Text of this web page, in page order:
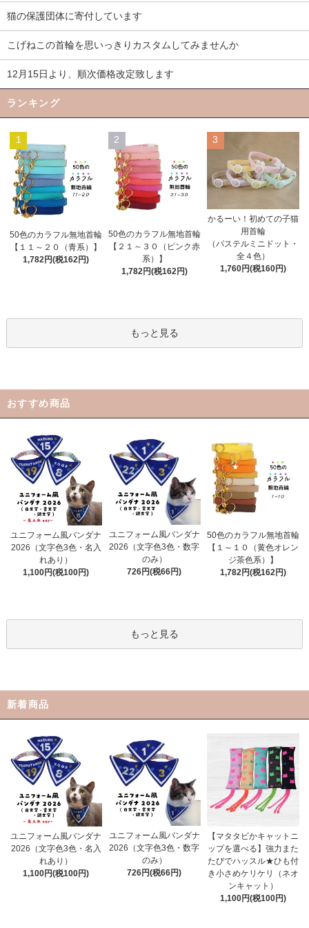
猫の保護団体に寄付しています
こげねこの首輪を思いっきりカスタムしてみませんか
12月15日より、順次価格改定致します
ランキング
1
50色のカラフル無地首輪
【１１～２０（青系）】
1,782円(税162円)
2
50色のカラフル無地首輪
【２１～３０（ピンク赤
系）】
1,782円(税162円)
3
かるーい！初めての子猫
用首輪
（パステルミニドット・
全４色）
1,760円(税160円)
もっと見る
おすすめ商品
ユニフォーム風バンダナ
2026（文字色3色・名入
れあり）
1,100円(税100円)
ユニフォーム風バンダナ
2026（文字色3色・数字
のみ）
726円(税66円)
50色のカラフル無地首輪
【１～１０（黄色オレン
ジ茶色系）】
1,782円(税162円)
もっと見る
新着商品
ユニフォーム風バンダナ
2026（文字色3色・名入
れあり）
1,100円(税100円)
ユニフォーム風バンダナ
2026（文字色3色・数字
のみ）
726円(税66円)
【マタタビかキャットニ
ップを選べる】強力また
たびでハッスル★ひも付
き小さめケリケリ（ネオ
ンキャット）
1,100円(税100円)